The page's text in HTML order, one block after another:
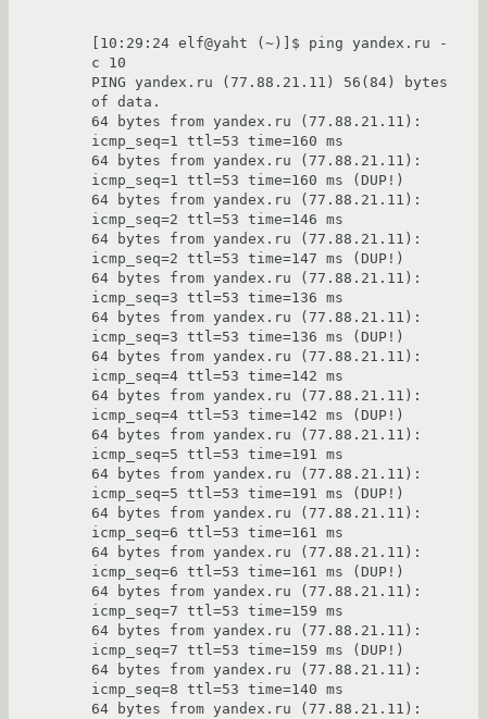
[10:29:24 elf@yaht (~)]$ ping yandex.ru -
c 10
PING yandex.ru (77.88.21.11) 56(84) bytes
of data.
64 bytes from yandex.ru (77.88.21.11):
icmp_seq=1 ttl=53 time=160 ms
64 bytes from yandex.ru (77.88.21.11):
icmp_seq=1 ttl=53 time=160 ms (DUP!)
64 bytes from yandex.ru (77.88.21.11):
icmp_seq=2 ttl=53 time=146 ms
64 bytes from yandex.ru (77.88.21.11):
icmp_seq=2 ttl=53 time=147 ms (DUP!)
64 bytes from yandex.ru (77.88.21.11):
icmp_seq=3 ttl=53 time=136 ms
64 bytes from yandex.ru (77.88.21.11):
icmp_seq=3 ttl=53 time=136 ms (DUP!)
64 bytes from yandex.ru (77.88.21.11):
icmp_seq=4 ttl=53 time=142 ms
64 bytes from yandex.ru (77.88.21.11):
icmp_seq=4 ttl=53 time=142 ms (DUP!)
64 bytes from yandex.ru (77.88.21.11):
icmp_seq=5 ttl=53 time=191 ms
64 bytes from yandex.ru (77.88.21.11):
icmp_seq=5 ttl=53 time=191 ms (DUP!)
64 bytes from yandex.ru (77.88.21.11):
icmp_seq=6 ttl=53 time=161 ms
64 bytes from yandex.ru (77.88.21.11):
icmp_seq=6 ttl=53 time=161 ms (DUP!)
64 bytes from yandex.ru (77.88.21.11):
icmp_seq=7 ttl=53 time=159 ms
64 bytes from yandex.ru (77.88.21.11):
icmp_seq=7 ttl=53 time=159 ms (DUP!)
64 bytes from yandex.ru (77.88.21.11):
icmp_seq=8 ttl=53 time=140 ms
64 bytes from yandex.ru (77.88.21.11):